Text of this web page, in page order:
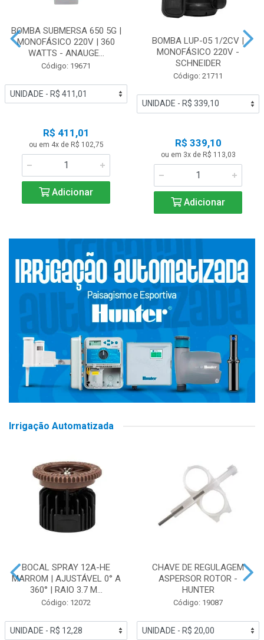
BOMBA SUBMERSA 650 5G |
MONOFÁSICO 220V | 360
WATTS - ANAUGE...
Código: 19671
R$ 411,01
ou em 4x de R$ 102,75
Adicionar
BOMBA LUP-05 1/2CV |
MONOFÁSICO 220V -
SCHNEIDER
Código: 21711
R$ 339,10
ou em 3x de R$ 113,03
Adicionar
Irrigação Automatizada
BOCAL SPRAY 12A-HE
MARROM | AJUSTÁVEL 0° A
360° | RAIO 3.7 M...
Código: 12072
CHAVE DE REGULAGEM
ASPERSOR ROTOR -
HUNTER
Código: 19087